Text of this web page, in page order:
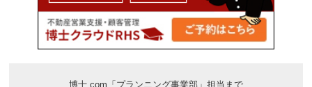
博士.com「プランニング事業部」担当まで